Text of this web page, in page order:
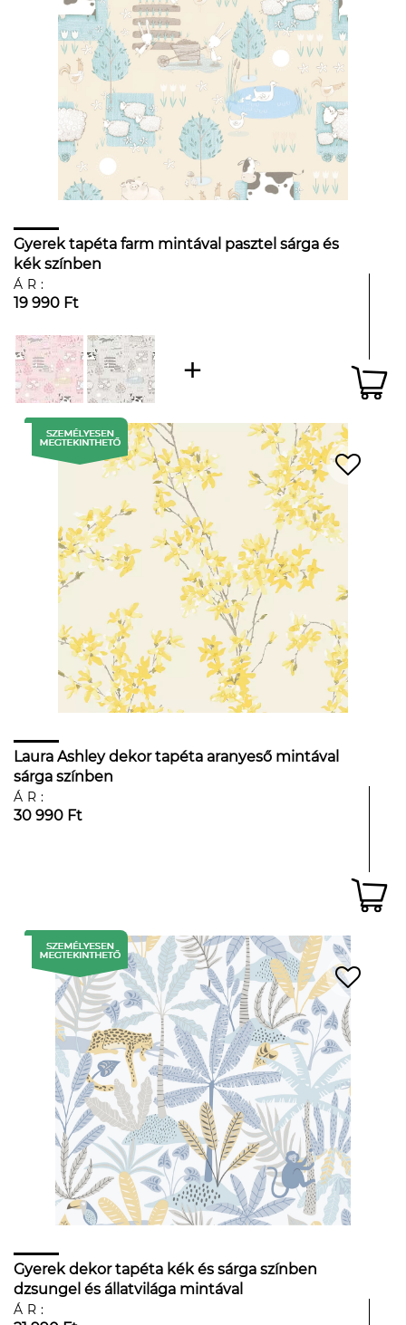
Gyerek tapéta farm mintával pasztel sárga és
kék színben
ÁR:
19 990 Ft
Laura Ashley dekor tapéta aranyeső mintával
sárga színben
ÁR:
30 990 Ft
Gyerek dekor tapéta kék és sárga színben
dzsungel és állatvilága mintával
ÁR: